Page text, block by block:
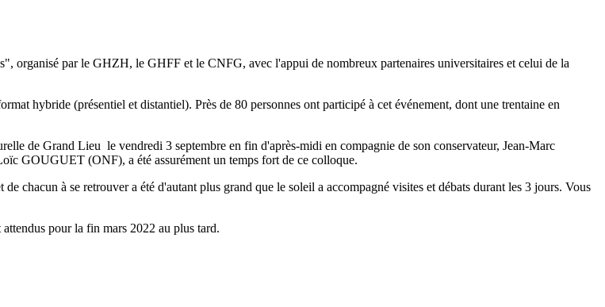
organisé par le GHZH, le GHFF et le CNFG, avec l'appui de nombreux partenaires universitaires et celui de la
hybride (présentiel et distantiel). Près de 80 personnes ont participé à cet événement, dont une trentaine en
de Grand Lieu le vendredi 3 septembre en fin d'après-midi en compagnie de son conservateur, Jean-Marc
GOUGUET (ONF), a été assurément un temps fort de ce colloque.
chacun à se retrouver a été d'autant plus grand que le soleil a accompagné visites et débats durant les 3 jours. Vous
pour la fin mars 2022 au plus tard.